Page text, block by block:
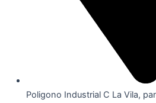
Poligono Industrial C La Vila,